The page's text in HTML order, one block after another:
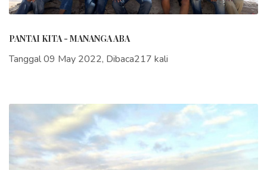
PANTAI KITA - MANANGA ABA
Tanggal 09 May 2022, Dibaca217 kali